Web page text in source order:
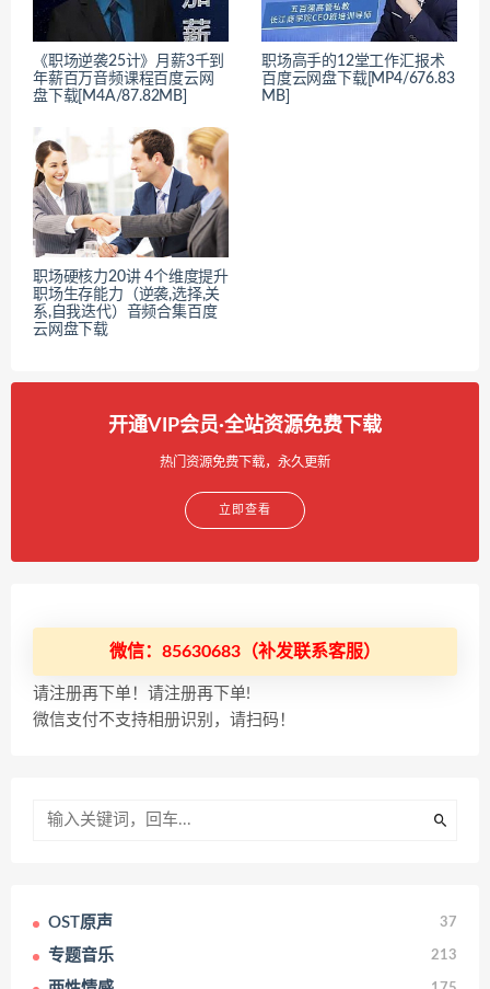
《职场逆袭25计》月薪3千到
年薪百万音频课程百度云网
盘下载[M4A/87.82MB]
职场高手的12堂工作汇报术
百度云网盘下载[MP4/676.83
MB]
职场硬核力20讲 4个维度提升
职场生存能力（逆袭,选择,关
系,自我迭代）音频合集百度
云网盘下载
开通VIP会员·全站资源免费下载
热门资源免费下载，永久更新
立即查看
微信：85630683（补发联系客服）
请注册再下单！请注册再下单!
微信支付不支持相册识别，请扫码！
OST原声 37
专题音乐 213